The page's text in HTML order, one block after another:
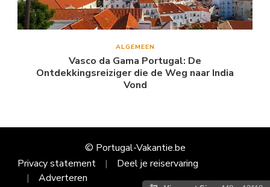
ALGEMEEN
Vasco da Gama Portugal: De
Ontdekkingsreiziger die de Weg naar India
Vond
© Portugal-Vakantie.be
Privacy statement
Deel je reiservaring
Adverteren